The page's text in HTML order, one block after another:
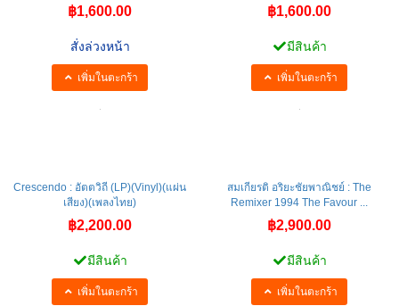
฿1,600.00
สั่งล่วงหน้า
เพิ่มในตะกร้า
฿1,600.00
มีสินค้า
เพิ่มในตะกร้า
Crescendo : อัตตวิถี (LP)(Vinyl)(แผ่น
฿2,200.00
มีสินค้า
สมเกียรติ อริยะชัยพาณิชย์ : The
฿2,900.00
มีสินค้า